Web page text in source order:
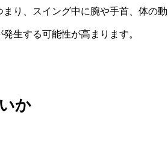
り、スイング中に腕や手首、体の動
生する可能性が高まります。
か